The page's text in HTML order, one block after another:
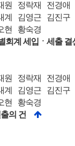
원 정락재 전경애
계 김영근 김진구
현 황숙경
회계 세입ㆍ세출
원 정락재 전경애
계 김영근 김진구
현 황숙경
의 건